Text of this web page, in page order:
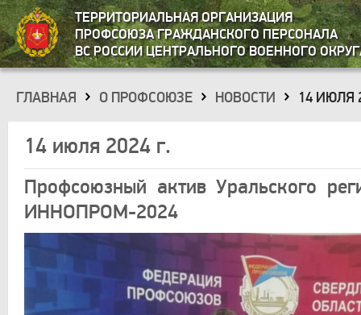
ТЕРРИТОРИАЛЬНАЯ ОРГАНИЗАЦИЯ
ПРОФСОЮЗА ГРАЖДАНСКОГО ПЕРСОНАЛА
ВС РОССИИ ЦЕНТРАЛЬНОГО ВОЕННОГО
ГЛАВНАЯ О ПРОФСОЮЗЕ НОВОСТИ 14 ИЮЛЯ
14 июля 2024 г.
Профсоюзный актив Уральского
ИННОПРОМ-2024